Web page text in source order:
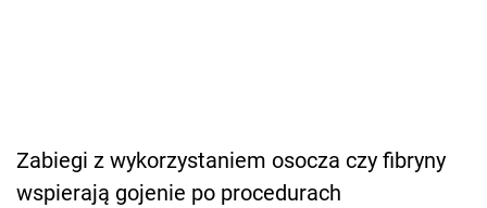
Zabiegi z wykorzystaniem osocza czy fibryny
wspierają gojenie po procedurach